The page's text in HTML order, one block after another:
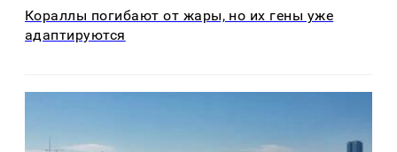
Кораллы погибают от жары, но их гены уже
адаптируются